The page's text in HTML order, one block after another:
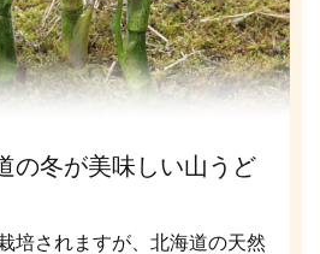
の冬が美味しい山うど
培されますが、北海道の天然